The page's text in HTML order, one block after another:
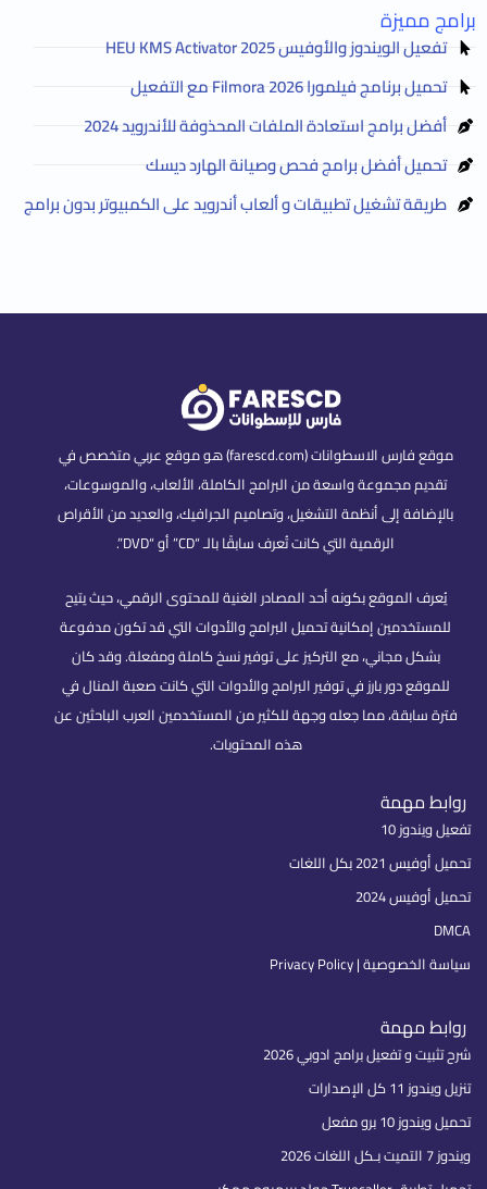
برامج مميزة
تفعيل الويندوز والأوفيس HEU KMS Activator 2025
تحميل برنامج فيلمورا Filmora 2026 مع التفعيل
أفضل برامج استعادة الملفات المحذوفة للأندرويد 2024
تحميل أفضل برامج فحص وصيانة الهارد ديسك
طريقة تشغيل تطبيقات و ألعاب أندرويد على الكمبيوتر بدون برامج
موقع فارس الاسطوانات (farescd.com) هو موقع عربي متخصص في
تقديم مجموعة واسعة من البرامج الكاملة، الألعاب، والموسوعات،
بالإضافة إلى أنظمة التشغيل، وتصاميم الجرافيك، والعديد من الأقراص
الرقمية التي كانت تُعرف سابقًا بالـ “CD” أو “DVD”.
يُعرف الموقع بكونه أحد المصادر الغنية للمحتوى الرقمي، حيث يتيح
للمستخدمين إمكانية تحميل البرامج والأدوات التي قد تكون مدفوعة
بشكل مجاني، مع التركيز على توفير نسخ كاملة ومفعلة. وقد كان
للموقع دور بارز في توفير البرامج والأدوات التي كانت صعبة المنال في
فترة سابقة، مما جعله وجهة للكثير من المستخدمين العرب الباحثين عن
هذه المحتويات.
روابط مهمة
تفعيل ويندوز 10
تحميل أوفيس 2021 بكل اللغات
تحميل أوفيس 2024
DMCA
سياسة الخصوصية | Privacy Policy
روابط مهمة
شرح تثبيت و تفعيل برامج ادوبي 2026
تنزيل ويندوز 11 كل الإصدارات
تحميل ويندوز 10 برو مفعل
ويندوز 7 التميت بـكل اللغات 2026